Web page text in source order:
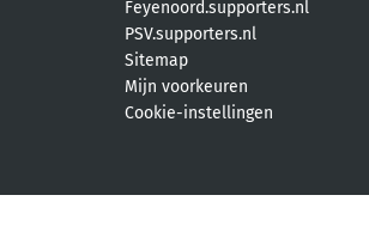
Feyenoord.supporters.nl
PSV.supporters.nl
Sitemap
Mijn voorkeuren
Cookie-instellingen